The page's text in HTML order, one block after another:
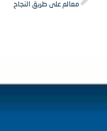
معالم على طريق النجاح